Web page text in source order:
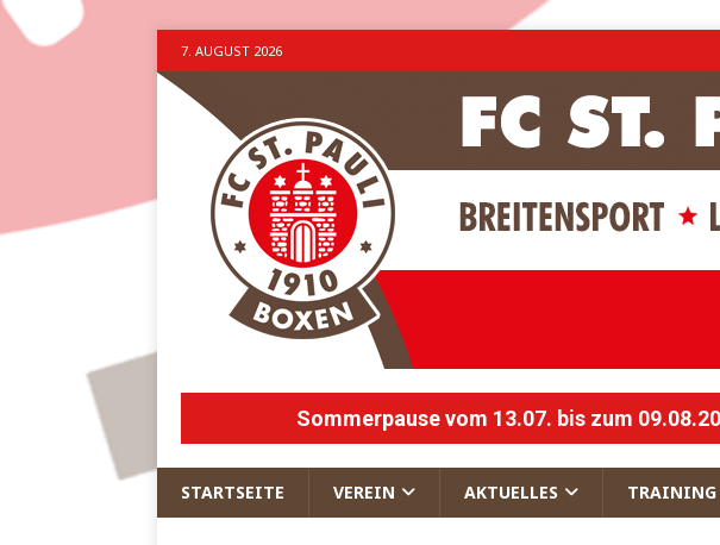
7. AUGUST 2026
Sommerpause vom 13.07. bis zum
STARTSEITE VEREIN AKTUELLES TRAINING